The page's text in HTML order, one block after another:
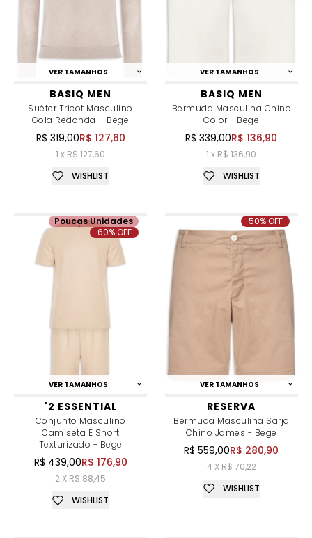
VER TAMANHOS
BASIQ MEN
Suéter Tricot Masculino
Gola Redonda – Bege
R$ 319,00R$ 127,60
1 x R$ 127,60
WISHLIST
VER TAMANHOS
BASIQ MEN
Bermuda Masculina Chino
Color - Bege
R$ 339,00R$ 136,90
1 x R$ 136,90
WISHLIST
VER TAMANHOS
'2 ESSENTIAL
Conjunto Masculino
Camiseta E Short
Texturizado - Bege
R$ 439,00R$ 176,90
2 X R$ 88,45
Poucas Unidades
60% OFF
WISHLIST
VER TAMANHOS
RESERVA
Bermuda Masculina Sarja
Chino James - Bege
R$ 559,00R$ 280,90
4 X R$ 70,22
50% OFF
WISHLIST